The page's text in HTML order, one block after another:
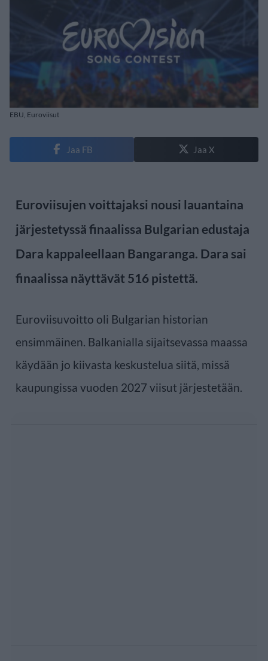
EBU, Euroviisut
Jaa FB Jaa X
Euroviisujen voittajaksi nousi lauantaina
järjestetyssä finaalissa Bulgarian edustaja
Dara kappaleellaan Bangaranga. Dara sai
finaalissa näyttävät 516 pistettä.
Euroviisuvoitto oli Bulgarian historian
ensimmäinen. Balkanialla sijaitsevassa maassa
käydään jo kiivasta keskustelua siitä, missä
kaupungissa vuoden 2027 viisut järjestetään.